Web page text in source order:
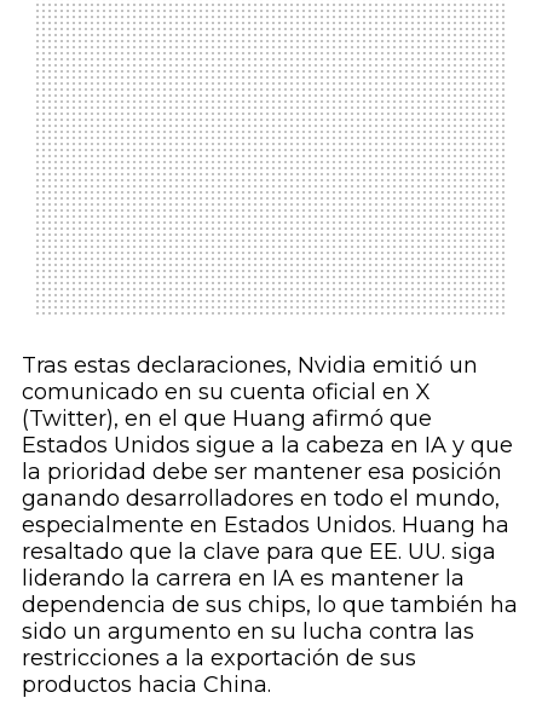
Tras estas declaraciones, Nvidia emitió un
comunicado en su cuenta oficial en X
(Twitter), en el que Huang afirmó que
Estados Unidos sigue a la cabeza en IA y que
la prioridad debe ser mantener esa posición
ganando desarrolladores en todo el mundo,
especialmente en Estados Unidos. Huang ha
resaltado que la clave para que EE. UU. siga
liderando la carrera en IA es mantener la
dependencia de sus chips, lo que también ha
sido un argumento en su lucha contra las
restricciones a la exportación de sus
productos hacia China.